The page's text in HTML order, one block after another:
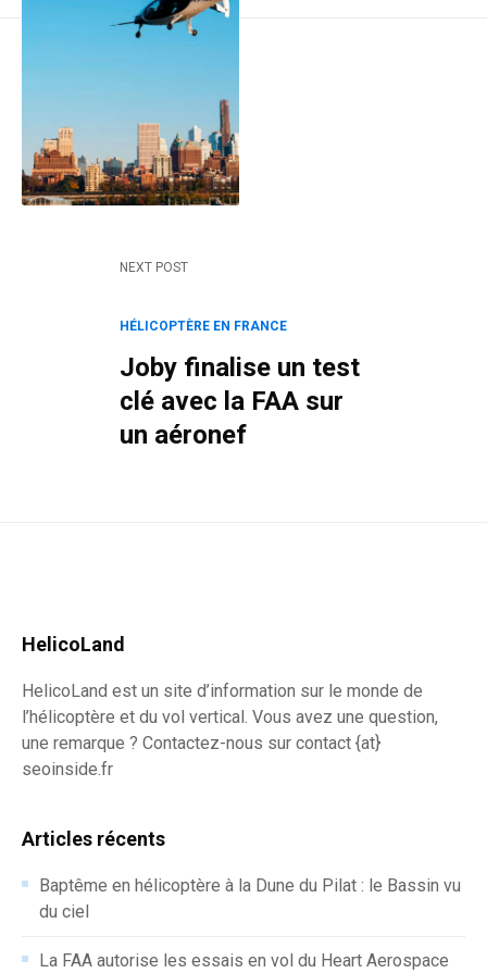
NEXT POST
HÉLICOPTÈRE EN FRANCE
Joby finalise un test
clé avec la FAA sur
un aéronef
HelicoLand
HelicoLand est un site d’information sur le monde de
l’hélicoptère et du vol vertical. Vous avez une question,
une remarque ? Contactez-nous sur contact {at}
seoinside.fr
Articles récents
Baptême en hélicoptère à la Dune du Pilat : le Bassin vu
du ciel
La FAA autorise les essais en vol du Heart Aerospace